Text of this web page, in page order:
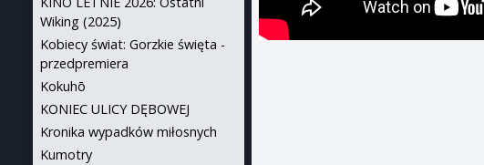
Wiking (2025)
Kobiecy świat: Gorzkie święta -
przedpremiera
Kokuhō
KONIEC ULICY DĘBOWEJ
Kronika wypadków miłosnych
Kumotry